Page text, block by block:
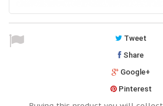
Tweet
Share
Google+
Pinterest